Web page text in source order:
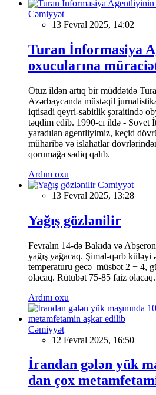
Cəmiyyət
13 Fevral 2025, 14:02
Turan İnformasiya
oxucularına
Otuz ildən artıq bir müddətdə
Azərbaycanda müstəqil
iqtisadi qeyri-sabitlik şəraitində
təqdim edib. 1990-cı ildə - Sovet
yaradılan agentliyimiz, keçid
müharibə və islahatlar
qorumağa sadiq qalıb.
Ardını oxu
Cəmiyyət
13 Fevral 2025, 13:28
Yağış gözlənilir
Fevralın 14-də Bakıda və
yağış yağacaq. Şimal-qərb küləyi
temperaturu gecə müsbət 2 + 4,
olacaq. Rütubət 75-85 faiz olacaq.
Ardını oxu
Cəmiyyət
12 Fevral 2025, 16:50
İrandan gələn yük
dan çox